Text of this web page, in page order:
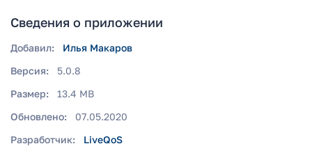
Сведения о приложении
Добавил:
Илья Макаров
Версия:
5.0.8
Размер:
13.4 MB
Обновлено:
07.05.2020
Разработчик:
LiveQoS